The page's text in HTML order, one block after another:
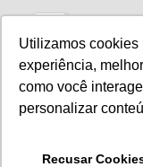
Utilizamos cookies
experiência,
como você
personalizar
Recusar